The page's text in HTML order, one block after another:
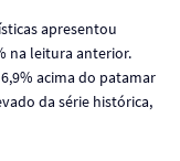
apresentou
na leitura anterior.
acima do patamar
da série histórica,